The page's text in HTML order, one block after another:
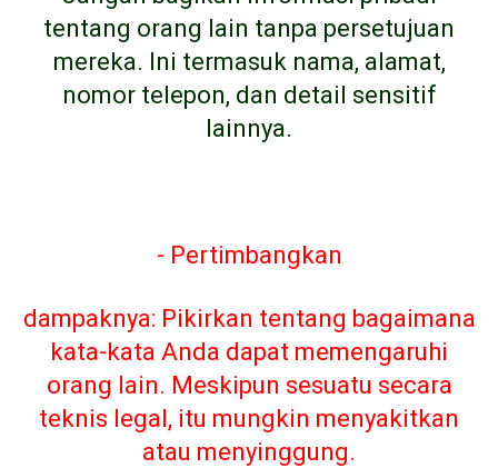
tentang orang lain tanpa persetujuan
mereka. Ini termasuk nama, alamat,
nomor telepon, dan detail sensitif
lainnya.
- Pertimbangkan
dampaknya: Pikirkan tentang bagaimana
kata-kata Anda dapat memengaruhi
orang lain. Meskipun sesuatu secara
teknis legal, itu mungkin menyakitkan
atau menyinggung.